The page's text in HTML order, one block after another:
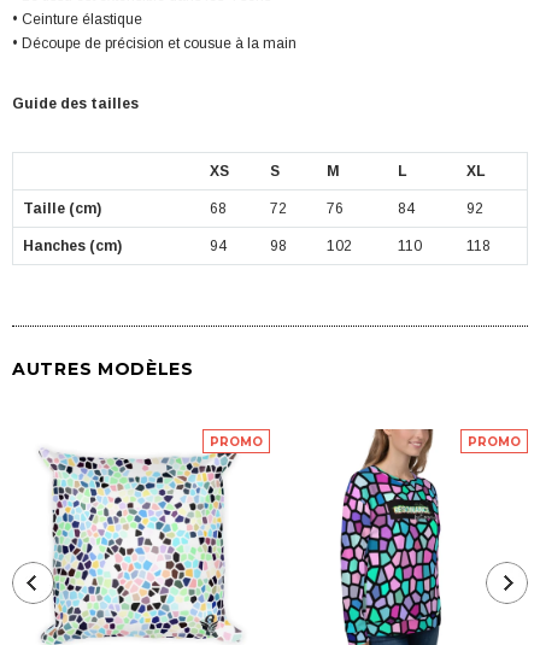
• Ceinture élastique
• Découpe de précision et cousue à la main
Guide des tailles
XS S M L XL
Taille (cm) 68 72 76 84 92
Hanches (cm) 94 98 102 110 118
AUTRES MODÈLES
PROMO PROMO